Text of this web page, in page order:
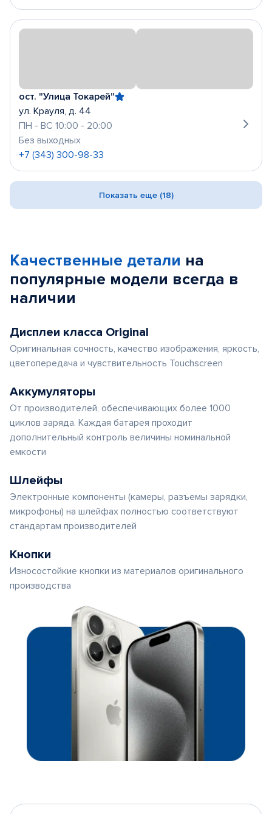
ост. "Улица Токарей"
ул. Крауля, д. 44
ПН - ВС 10:00 - 20:00
Без выходных
+7 (343) 300-98-33
Показать еще (18)
Качественные детали на
популярные модели всегда в
наличии
Дисплеи класса Original
Оригинальная сочность, качество изображения, яркость,
цветопередача и чувствительность Touchscreen
Аккумуляторы
От производителей, обеспечивающих более 1000
циклов заряда. Каждая батарея проходит
дополнительный контроль величины номинальной
емкости
Шлейфы
Электронные компоненты (камеры, разъемы зарядки,
микрофоны) на шлейфах полностью соответствуют
стандартам производителей
Кнопки
Износостойкие кнопки из материалов оригинального
производства